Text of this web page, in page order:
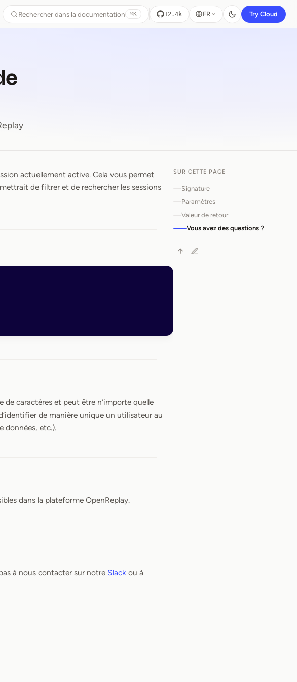
Rechercher dans la documentation ⌘K 12.4k FR Try Cloud
actuellement active. Cela vous permet
de filtrer et de rechercher les sessions
de caractères et peut être n’importe quelle
de manière unique un utilisateur au
données, etc.).
dans la plateforme OpenReplay.
à nous contacter sur notre Slack ou à
SUR CETTE PAGE
Signature
Paramètres
Valeur de retour
Vous avez des questions ?